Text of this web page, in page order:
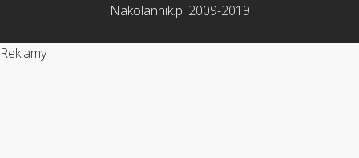
Nakolannik.pl 2009-2019
Reklamy